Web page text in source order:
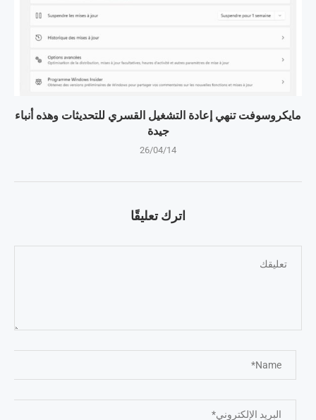
مايكروسوفت تنهي إعادة التشغيل القسري للتحديثات وهذه أنباء
جيدة
26/04/14
اترك تعليقًا